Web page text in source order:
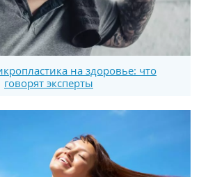
на здоровье: что
говорят эксперты